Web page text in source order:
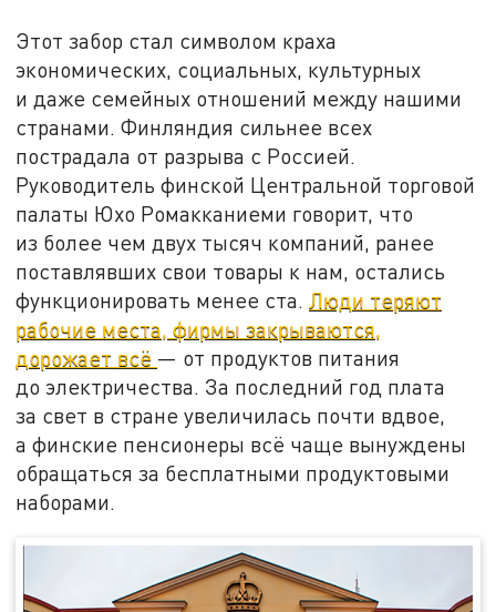
Этот забор стал символом краха
экономических, социальных, культурных
и даже семейных отношений между нашими
странами. Финляндия сильнее всех
пострадала от разрыва с Россией.
Руководитель финской Центральной торговой
палаты Юхо Ромакканиеми говорит, что
из более чем двух тысяч компаний, ранее
поставлявших свои товары к нам, остались
функционировать менее ста.Люди теряют
рабочие места, фирмы закрываются,
дорожает всё — от продуктов питания
до электричества. За последний год плата
за свет в стране увеличилась почти вдвое,
а финские пенсионеры всё чаще вынуждены
обращаться за бесплатными продуктовыми
наборами.